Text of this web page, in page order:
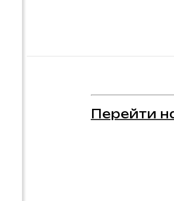
Перейти